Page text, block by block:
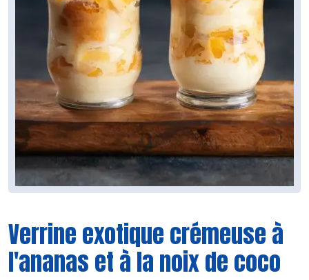
Verrine exotique crémeuse à
l'ananas et à la noix de coco